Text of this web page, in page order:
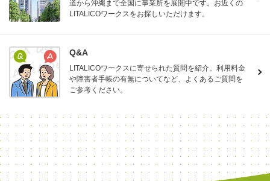
道から沖縄まで全国に事業所を展開中です。お近くの
LITALICOワークスをお探しいただけます。
Q&A
LITALICOワークスに寄せられた質問を紹介。利用料金
や障害者手帳の有無についてなど、よくあるご質問を
ご参考ください。